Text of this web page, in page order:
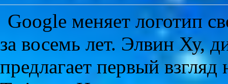
Google меняет логотип
за восемь лет. Элвин Ху,
предлагает первый взгляд